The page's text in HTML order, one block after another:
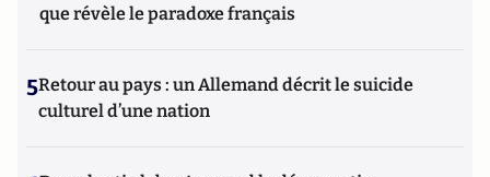
que révèle le paradoxe français
5Retour au pays : un Allemand décrit le suicide
culturel d’une nation